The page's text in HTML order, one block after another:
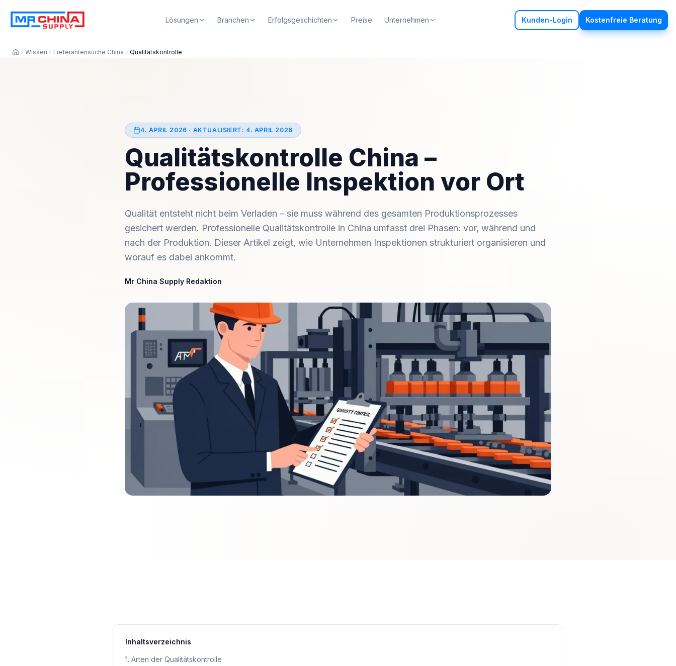
Lösungen Branchen Erfolgsgeschichten Preise Unternehmen Kunden-Login Kostenfreie Beratung
Wissen Lieferantensuche China Qualitätskontrolle
4. APRIL 2026 · AKTUALISIERT: 4. APRIL 2026
Qualitätskontrolle China –
Professionelle Inspektion vor Ort
Qualität entsteht nicht beim Verladen – sie muss während des gesamten Produktionsprozesses
gesichert werden. Professionelle Qualitätskontrolle in China umfasst drei Phasen: vor, während und
nach der Produktion. Dieser Artikel zeigt, wie Unternehmen Inspektionen strukturiert organisieren und
worauf es dabei ankommt.
Mr China Supply Redaktion
Inhaltsverzeichnis
1. Arten der Qualitätskontrolle